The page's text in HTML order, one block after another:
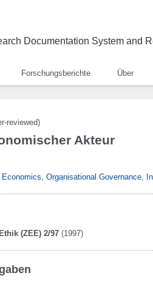
Documentation System and
Forschungsberichte Über
reviewed)
Akteur
Organisational Governance,
(ZEE) 2/97 (1997)